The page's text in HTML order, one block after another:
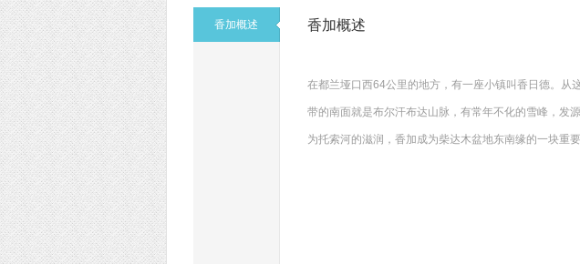
香加概述 香加概述
在都兰垭口西64公里的地方，有一座小镇叫香日德。从
带的南面就是布尔汗布达山脉，有常年不化的雪峰，发
为托索河的滋润，香加成为柴达木盆地东南缘的一块重